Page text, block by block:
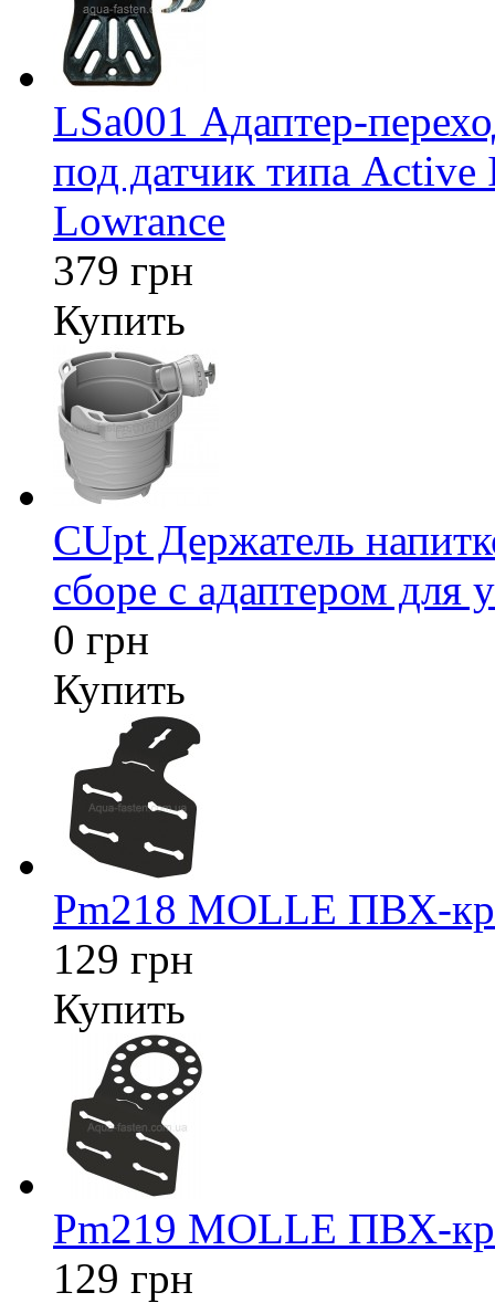
LSa001 Адаптер-
под датчик типа Active
Lowrance
379 грн
Купить
CUpt Держатель
сборе с адаптером для
0 грн
Купить
Pm218 MOLLE ПВХ-
129 грн
Купить
Pm219 MOLLE ПВХ-
129 грн